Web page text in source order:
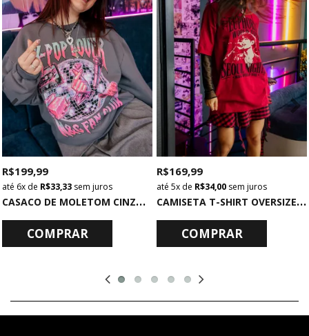
C
ASACO DE MOLETOM CINZA K-POP LOVER
R$ 199,99
6x de R$ 33,33 sem juros
COMPRAR
C
AMISETA T-SHIRT OVERSIZED VERMELHA EUPHORIA
R$ 169,99
5x de R$ 34,00 sem juros
COMPRAR